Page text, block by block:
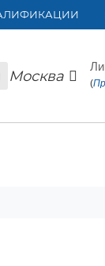
Москва (